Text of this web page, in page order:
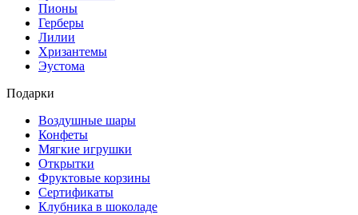
Пионы
Герберы
Лилии
Хризантемы
Эустома
Подарки
Воздушные шары
Конфеты
Мягкие игрушки
Открытки
Фруктовые корзины
Сертификаты
Клубника в шоколаде